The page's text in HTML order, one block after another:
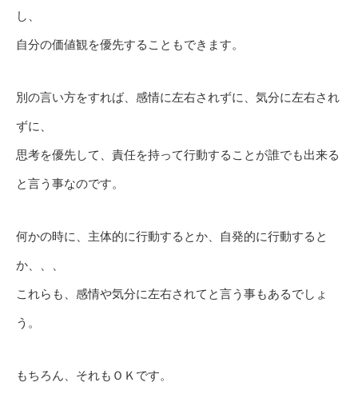
し、
自分の価値観を優先することもできます。
別の言い方をすれば、感情に左右されずに、気分に左右され
ずに、
思考を優先して、責任を持って行動することが誰でも出来る
と言う事なのです。
何かの時に、主体的に行動するとか、自発的に行動すると
か、、、
これらも、感情や気分に左右されてと言う事もあるでしょ
う。
もちろん、それもＯＫです。